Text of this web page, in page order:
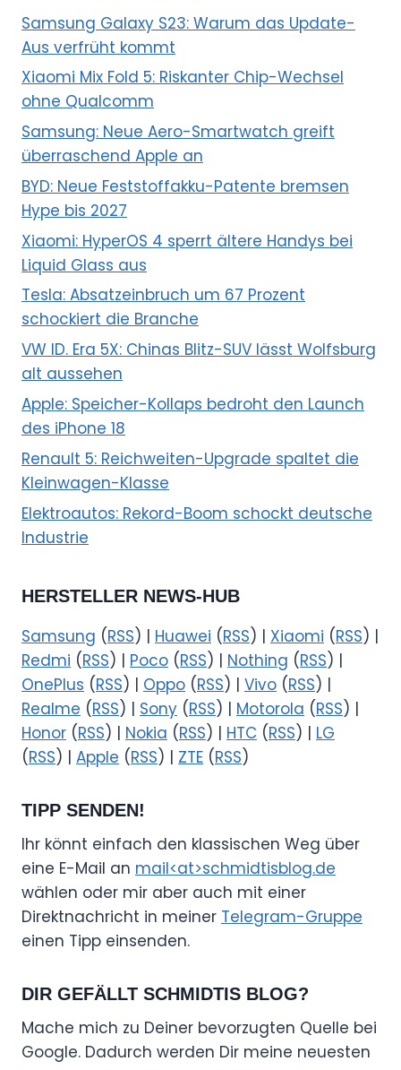
Samsung Galaxy S23: Warum das Update-
Aus verfrüht kommt
Xiaomi Mix Fold 5: Riskanter Chip-Wechsel
ohne Qualcomm
Samsung: Neue Aero-Smartwatch greift
überraschend Apple an
BYD: Neue Feststoffakku-Patente bremsen
Hype bis 2027
Xiaomi: HyperOS 4 sperrt ältere Handys bei
Liquid Glass aus
Tesla: Absatzeinbruch um 67 Prozent
schockiert die Branche
VW ID. Era 5X: Chinas Blitz-SUV lässt Wolfsburg
alt aussehen
Apple: Speicher-Kollaps bedroht den Launch
des iPhone 18
Renault 5: Reichweiten-Upgrade spaltet die
Kleinwagen-Klasse
Elektroautos: Rekord-Boom schockt deutsche
Industrie
HERSTELLER NEWS-HUB
Samsung (RSS) | Huawei (RSS) | Xiaomi (RSS) |
Redmi (RSS) | Poco (RSS) | Nothing (RSS) |
OnePlus (RSS) | Oppo (RSS) | Vivo (RSS) |
Realme (RSS) | Sony (RSS) | Motorola (RSS) |
Honor (RSS) | Nokia (RSS) | HTC (RSS) | LG
(RSS) | Apple (RSS) | ZTE (RSS)
TIPP SENDEN!
Ihr könnt einfach den klassischen Weg über
eine E-Mail an mail<at>schmidtisblog.de
wählen oder mir aber auch mit einer
Direktnachricht in meiner Telegram-Gruppe
einen Tipp einsenden.
DIR GEFÄLLT SCHMIDTIS BLOG?
Mache mich zu Deiner bevorzugten Quelle bei
Google. Dadurch werden Dir meine neuesten